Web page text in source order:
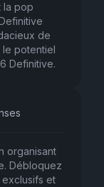
la pop
de
le potentiel
Definitive.
organisant
Débloquez
et